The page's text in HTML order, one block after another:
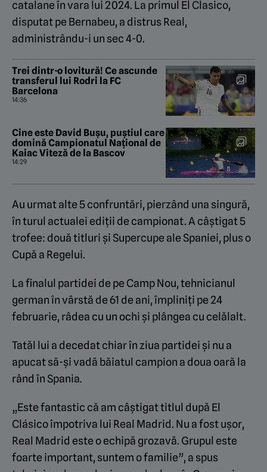
catalane în vara lui 2024. La primul El Clasico,
disputat pe Bernabeu, a distrus Real,
administrându-i un sec 4-0.
Trei dintr-o lovitură! Ce ascunde
transferul lui Rodri la FC
Barcelona
14:36
Cine este David Bușu, puștiul care
domină Campionatul Național de
Kaiac Viteză de la Bascov
14:29
Au urmat alte 5 confruntări, pierzând una singură,
în turul actualei ediții de campionat. A câștigat 5
trofee: două titluri și Supercupe ale Spaniei, plus o
Cupă a Regelui.
La finalul partidei de pe Camp Nou, tehnicianul
german în vârstă de 61 de ani, împliniți pe 24
februarie, râdea cu un ochi și plângea cu celălalt.
Tatăl lui a decedat chiar în ziua partidei și nu a
apucat să-și vadă băiatul campion a doua oară la
rând în Spania.
„Este fantastic că am câștigat titlul după El
Clásico împotriva lui Real Madrid. Nu a fost ușor,
Real Madrid este o echipă grozavă. Grupul este
foarte important, suntem o familie”, a spus